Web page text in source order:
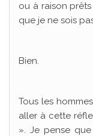
ou à raison
que je ne sois
Bien.
Tous les
aller à cette
». Je pense